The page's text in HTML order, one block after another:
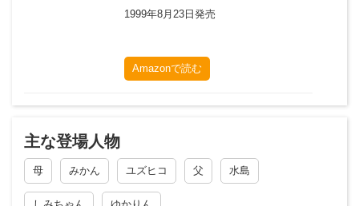
1999年8月23日 発売
Amazonで読む
主な登場人物
母 みかん ユズヒコ 父 水島